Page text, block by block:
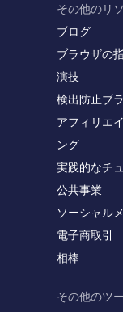
その他のリ
ブログ
ブラウザの
演技
検出防止ブ
アフィリエ
ング
実践的なチ
公共事業
ソーシャル
電子商取引
相棒
その他のツ